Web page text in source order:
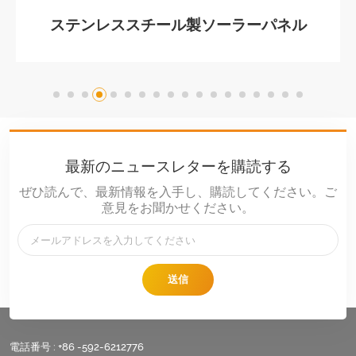
ステンレススチール製ソーラーパネル
最新のニュースレターを購読する
ぜひ読んで、最新情報を入手し、購読してください。ご
意見をお聞かせください。
送信
電話番号 : +86 -592-6212776